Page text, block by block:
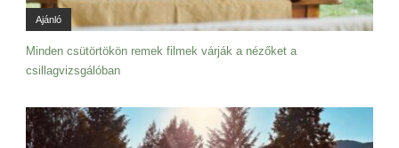
Ajánló
Minden csütörtökön remek filmek várják a nézőket a
csillagvizsgálóban